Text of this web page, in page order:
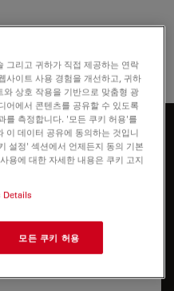
?
그리고 귀하가 직접 제공하는 연락
사이트 사용 경험을 개선하고, 귀하
상호 작용을 기반으로 맞춤형 광
어에서 콘텐츠를 공유할 수 있도록
를 측정합니다. '모든 쿠키 허용'를
이 데이터 공유에 동의하는 것입니
설정' 섹션에서 언제든지 동의 기본
용에 대한 자세한 내용은 쿠키 고지
Details
모든 쿠키 허용